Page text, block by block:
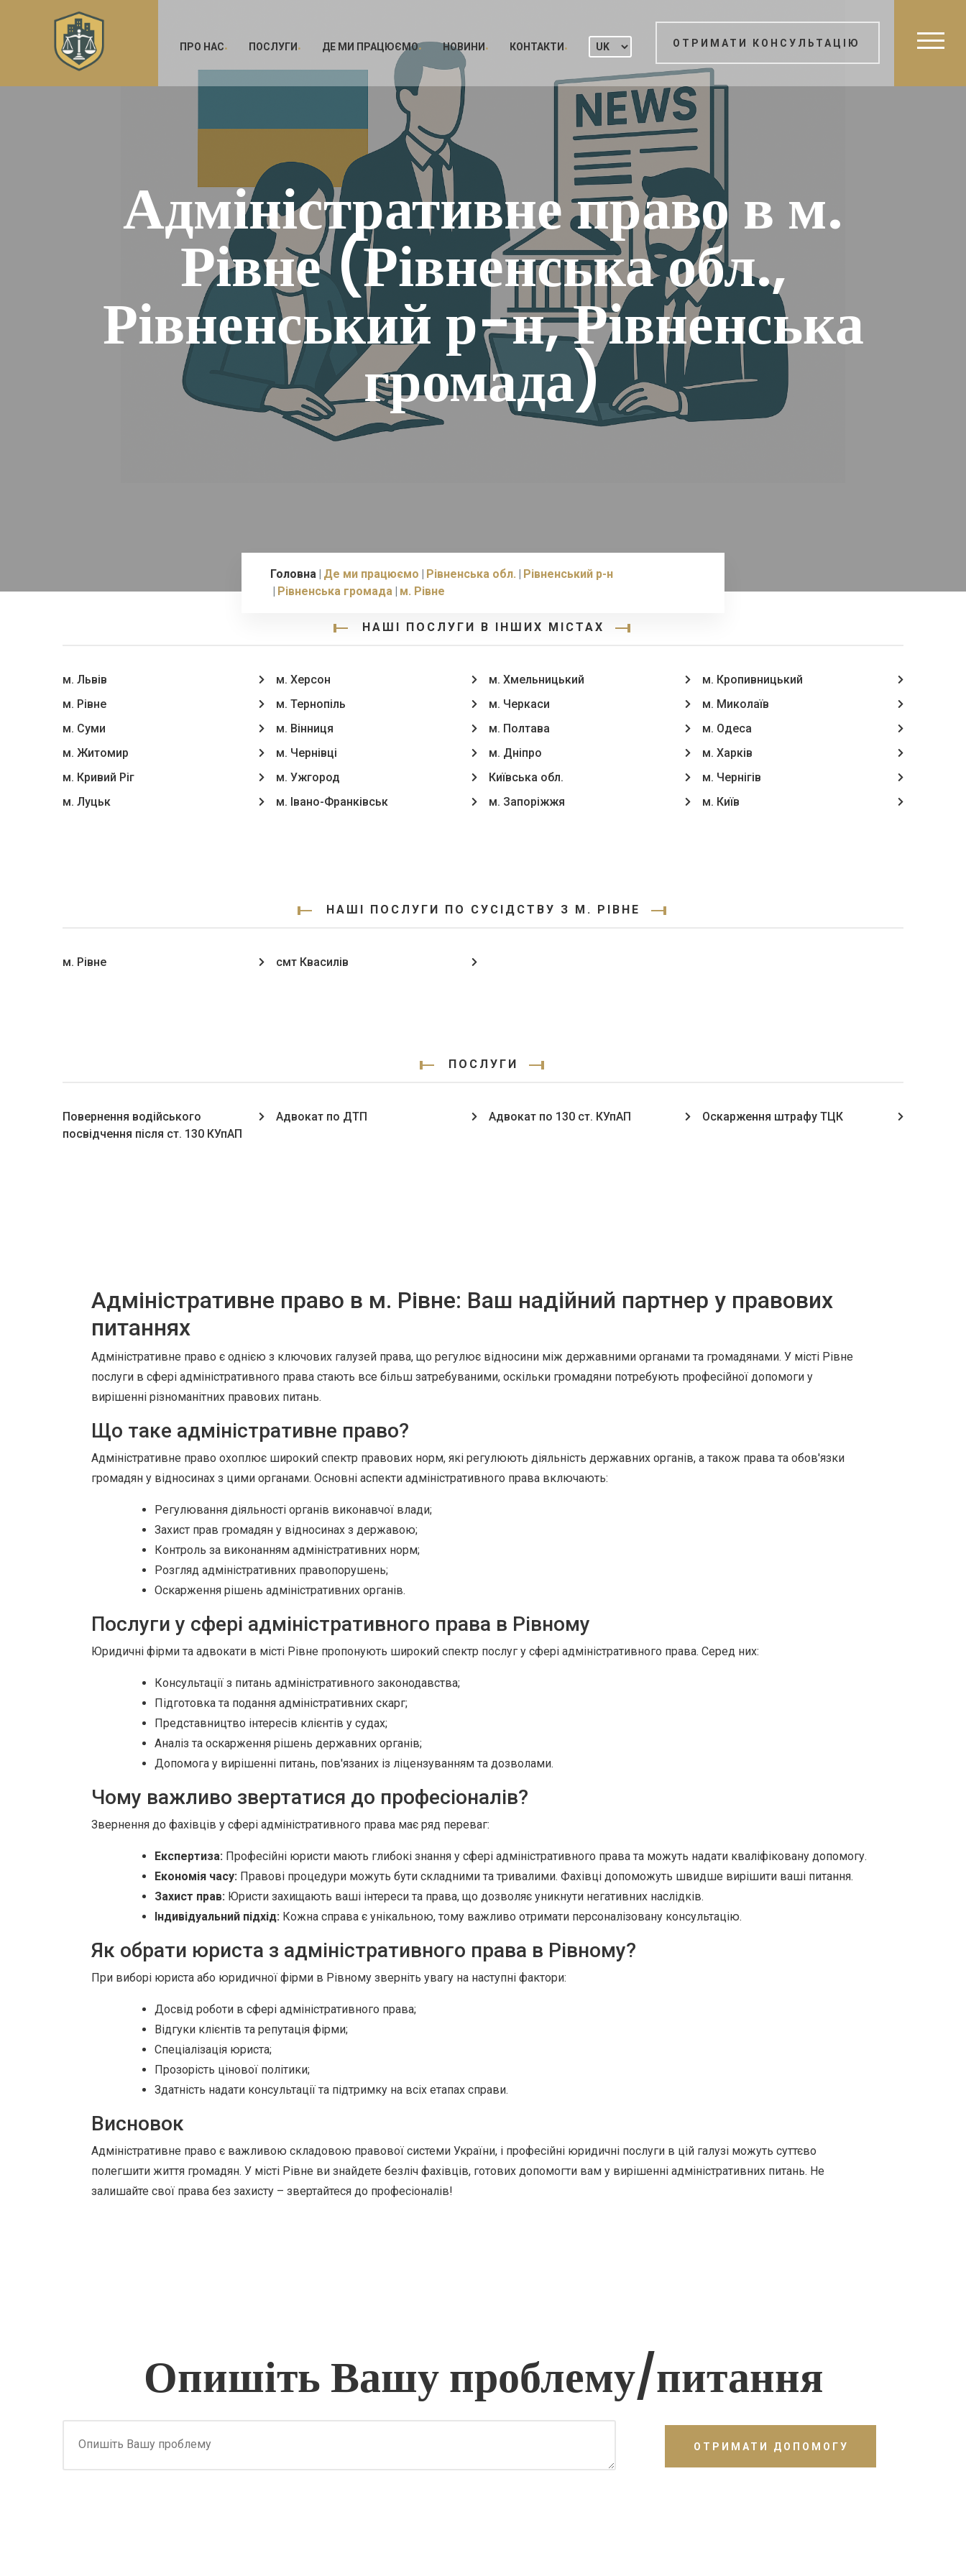
ПРО НАС ПОСЛУГИ ДЕ МИ ПРАЦЮЄМО НОВИНИ КОНТАКТИ ОТРИМАТИ КОНСУЛЬТАЦІЮ
Адміністративне право в м.
Рівне (Рівненська обл.,
Рівненський р-н, Рівненська
громада)
Головна Де ми працюємо Рівненська обл.
Рівненський р-н
Рівненська громада м. Рівне
НАШІ ПОСЛУГИ В ІНШИХ МІСТАХ
м. Львів
м. Рівне
м. Суми
м. Житомир
м. Кривий Ріг
м. Луцьк
м. Херсон
м. Тернопіль
м. Вінниця
м. Чернівці
м. Ужгород
м. Івано-Франківськ
м. Хмельницький
м. Черкаси
м. Полтава
м. Дніпро
Київська обл.
м. Запоріжжя
м. Кропивницький
м. Миколаїв
м. Одеса
м. Харків
м. Чернігів
м. Київ
НАШІ ПОСЛУГИ ПО СУСІДСТВУ З М. РІВНЕ
м. Рівне смт Квасилів
ПОСЛУГИ
Повернення водійського
посвідчення після ст. 130 КУпАП
Адвокат по ДТП Адвокат по 130 ст. КУпАП Оскарження штрафу ТЦК
Адміністративне право в м. Рівне: Ваш надійний партнер у правових
питаннях
Адміністративне право є однією з ключових галузей права, що регулює відносини між державними органами та громадянами. У місті Рівне
послуги в сфері адміністративного права стають все більш затребуваними, оскільки громадяни потребують професійної допомоги у
вирішенні різноманітних правових питань.
Що таке адміністративне право?
Адміністративне право охоплює широкий спектр правових норм, які регулюють діяльність державних органів, а також права та обов'язки
громадян у відносинах з цими органами. Основні аспекти адміністративного права включають:
Регулювання діяльності органів виконавчої влади;
Захист прав громадян у відносинах з державою;
Контроль за виконанням адміністративних норм;
Розгляд адміністративних правопорушень;
Оскарження рішень адміністративних органів.
Послуги у сфері адміністративного права в Рівному
Юридичні фірми та адвокати в місті Рівне пропонують широкий спектр послуг у сфері адміністративного права. Серед них:
Консультації з питань адміністративного законодавства;
Підготовка та подання адміністративних скарг;
Представництво інтересів клієнтів у судах;
Аналіз та оскарження рішень державних органів;
Допомога у вирішенні питань, пов'язаних із ліцензуванням та дозволами.
Чому важливо звертатися до професіоналів?
Звернення до фахівців у сфері адміністративного права має ряд переваг:
Експертиза: Професійні юристи мають глибокі знання у сфері адміністративного права та можуть надати кваліфіковану допомогу.
Економія часу: Правові процедури можуть бути складними та тривалими. Фахівці допоможуть швидше вирішити ваші питання.
Захист прав: Юристи захищають ваші інтереси та права, що дозволяє уникнути негативних наслідків.
Індивідуальний підхід: Кожна справа є унікальною, тому важливо отримати персоналізовану консультацію.
Як обрати юриста з адміністративного права в Рівному?
При виборі юриста або юридичної фірми в Рівному зверніть увагу на наступні фактори:
Досвід роботи в сфері адміністративного права;
Відгуки клієнтів та репутація фірми;
Спеціалізація юриста;
Прозорість цінової політики;
Здатність надати консультації та підтримку на всіх етапах справи.
Висновок
Адміністративне право є важливою складовою правової системи України, і професійні юридичні послуги в цій галузі можуть суттєво
полегшити життя громадян. У місті Рівне ви знайдете безліч фахівців, готових допомогти вам у вирішенні адміністративних питань. Не
залишайте свої права без захисту – звертайтеся до професіоналів!
Опишіть Вашу проблему/питання
ОТРИМАТИ ДОПОМОГУ